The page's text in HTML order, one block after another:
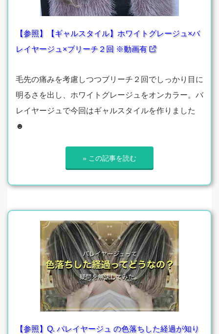
【参照】【ギャルスタイル】ホワイトグレージュ×バ
レイヤージュ×ブリーチ２回 ※動画有
毛先の痛みを考慮しつつブリーチ２回でしっかり目に
明るさを出し、ホワイトグレージュをオンカラー。バ
レイヤージュで今回はギャルスタイルを作りました
☻
» この記事を読む
【参照】Q. バレイヤージュ の色落ちした経過が知り